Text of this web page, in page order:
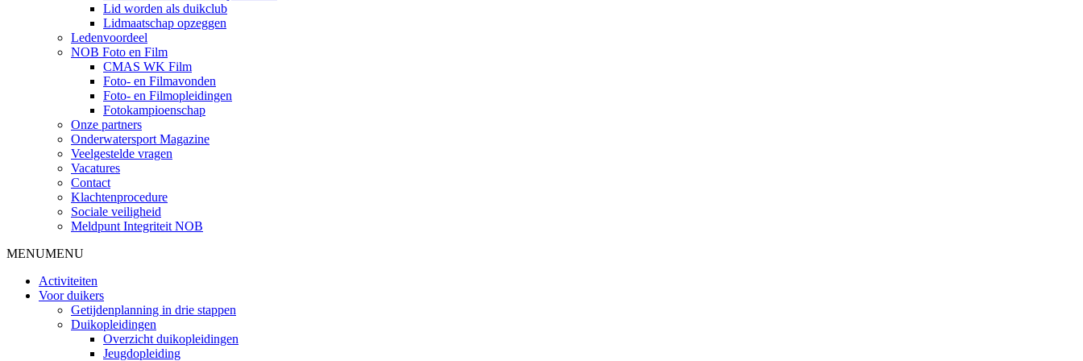
Lid worden als duikclub
Lidmaatschap opzeggen
Ledenvoordeel
NOB Foto en Film
CMAS WK Film
Foto- en Filmavonden
Foto- en Filmopleidingen
Fotokampioenschap
Onze partners
Onderwatersport Magazine
Veelgestelde vragen
Vacatures
Contact
Klachtenprocedure
Sociale veiligheid
Meldpunt Integriteit NOB
MENUMENU
Activiteiten
Voor duikers
Getijdenplanning in drie stappen
Duikopleidingen
Overzicht duikopleidingen
Jeugdopleiding